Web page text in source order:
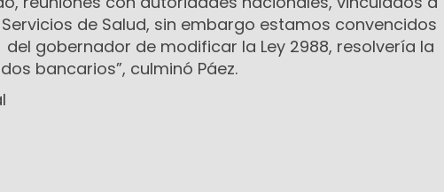
de Salud, sin embargo estamos convencidos
gobernador de modificar la Ley 2988, resolvería la
bancarios”, culminó Páez.